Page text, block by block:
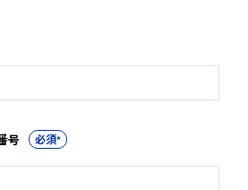
号 *